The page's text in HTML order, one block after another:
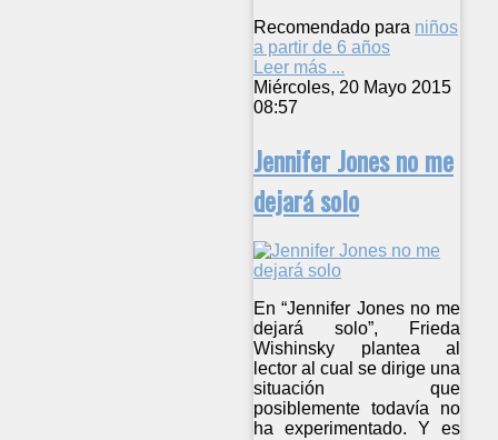
Recomendado para niños
a partir de 6 años
Leer más ...
Miércoles, 20 Mayo 2015
08:57
Jennifer Jones no me
dejará solo
En “Jennifer Jones no me
dejará solo”, Frieda
Wishinsky plantea al
lector al cual se dirige una
situación que
posiblemente todavía no
ha experimentado. Y es